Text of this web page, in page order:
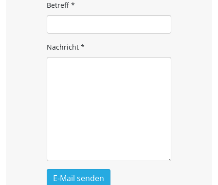
Betreff *
Nachricht *
E-Mail senden